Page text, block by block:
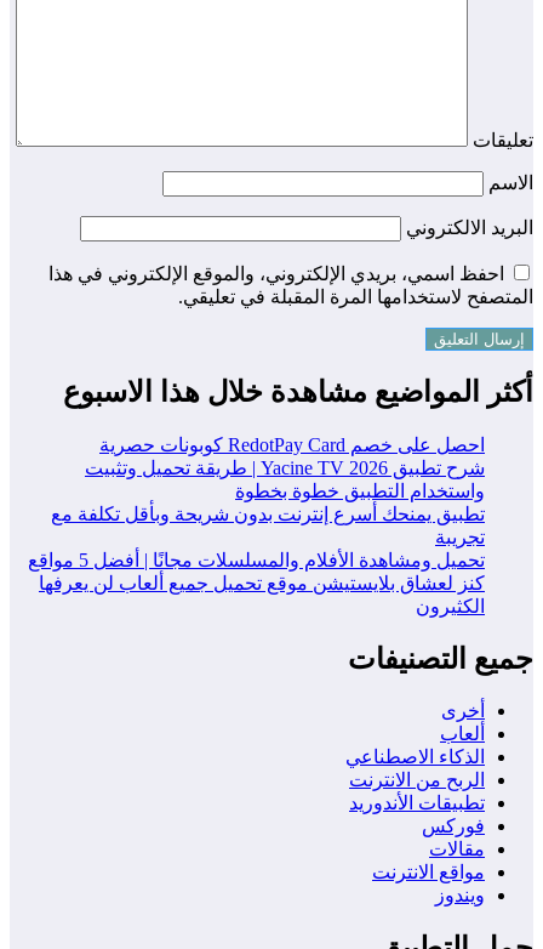
تعليقات
الاسم
البريد الالكتروني
احفظ اسمي، بريدي الإلكتروني، والموقع الإلكتروني في هذا
المتصفح لاستخدامها المرة المقبلة في تعليقي.
أكثر المواضيع مشاهدة خلال هذا الاسبوع
احصل على خصم RedotPay Card كوبونات حصرية
شرح تطبيق Yacine TV 2026 | طريقة تحميل وتثبيت
واستخدام التطبيق خطوة بخطوة
تطبيق يمنحك أسرع إنترنت بدون شريحة وبأقل تكلفة مع
تجريبة
تحميل ومشاهدة الأفلام والمسلسلات مجانًا | أفضل 5 مواقع
كنز لعشاق بلايستيشن موقع تحميل جميع ألعاب لن يعرفها
الكثيرون
جميع التصنيفات
أخرى
ألعاب
الذكاء الاصطناعي
الربح من الانترنت
تطبيقات الأندوريد
فوركس
مقالات
مواقع الانترنت
ويندوز